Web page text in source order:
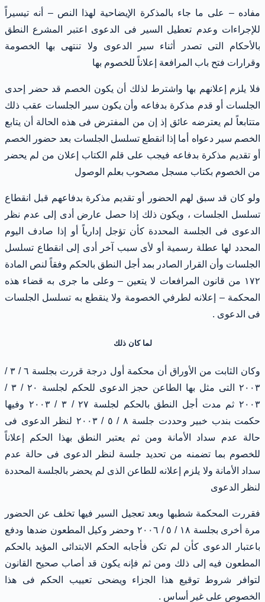
مفاده – على ما جاء بالمذكرة الإيضاحية لهذا النص – أنه تيسيراً
للإجراءات وعدم تعطيل السير فى الدعوى اعتبر المشرع النطق
بالأحكام التى تصدر أثناء سير الدعوى ولا تنتهى بها الخصومة
وقرارات فتح باب المرافعة إعلاناً للخصوم بها
فلا يلزم إعلانهم بها واشترط لذلك أن يكون الخصم قد حضر إحدى
الجلسات أو قدم مذكرة بدفاعه وأن يكون سير الجلسات عقب ذلك
متتابعاً لم يعترضه عائق إذ إن من المفترض فى هذه الحالة أن يتابع
الخصم سير دعواه أما إذا انقطع تسلسل الجلسات بعد حضور الخصم
أو تقديم مذكرة بدفاعه فيجب على قلم الكتاب إعلان من لم يحضر
من الخصوم بكتاب مسجل مصحوب بعلم الوصول
ولو كان قد سبق لهم الحضور أو تقديم مذكرة بدفاعهم قبل انقطاع
تسلسل الجلسات ، ويكون ذلك إذا حصل عارض أدى إلى عدم نظر
الدعوى فى الجلسة المحددة كأن تؤجل إدارياً أو إذا صادف اليوم
المحدد لها عطلة رسمية أو لأى سبب آخر أدى إلى انقطاع تسلسل
الجلسات وأن القرار الصادر بمد أجل النطق بالحكم وفقاً لنص المادة
١٧٢ من قانون المرافعات لا يتعين – وعلى ما جرى به قضاء هذه
المحكمة – إعلانه لطرفي الخصومة ولا ينقطع به تسلسل الجلسات
فى الدعوى .
لما كان ذلك
وكان الثابت من الأوراق أن محكمة أول درجة قررت بجلسة ٦ / ٣ /
٢٠٠٣ التى مثل بها الطاعن حجز الدعوى للحكم لجلسة ٢٠ / ٣ /
٢٠٠٣ ثم مدت أجل النطق بالحكم لجلسة ٢٧ / ٣ / ٢٠٠٣ وفيها
حكمت بندب خبير وحددت جلسة ٨ / ٥ / ٢٠٠٣ لنظر الدعوى فى
حالة عدم سداد الأمانة ومن ثم يعتبر النطق بهذا الحكم إعلاناً
للخصوم بما تضمنه من تحديد جلسة لنظر الدعوى فى حالة عدم
سداد الأمانة ولا يلزم إعلانه للطاعن الذى لم يحضر بالجلسة المحددة
لنظر الدعوى
فقررت المحكمة شطبها وبعد تعجيل السير فيها تخلف عن الحضور
مرة أخرى بجلسة ١٨ / ٥ / ٢٠٠٦ وحضر وكيل المطعون ضدها ودفع
باعتبار الدعوى كأن لم تكن فأجابه الحكم الابتدائى المؤيد بالحكم
المطعون فيه إلى ذلك ومن ثم فإنه يكون قد أصاب صحيح القانون
لتوافر شروط توقيع هذا الجزاء ويضحى تعييب الحكم فى هذا
الخصوص على غير أساس .